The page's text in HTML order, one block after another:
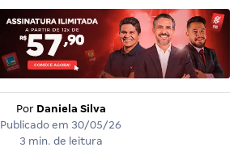
Por Daniela Silva
Publicado em 30/05/26
3 min. de leitura